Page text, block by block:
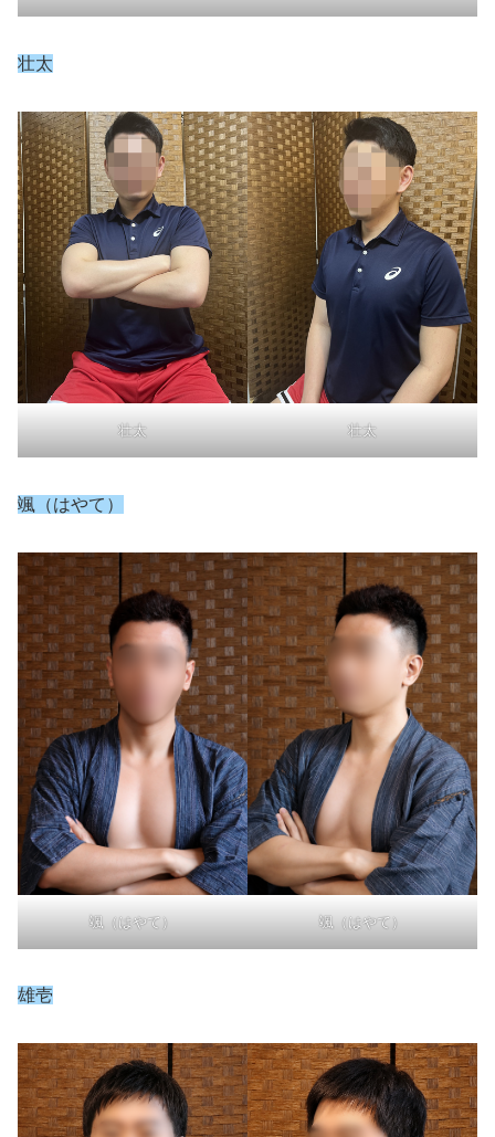
壮太
壮太 壮太
颯（はやて）
颯（はやて） 颯（はやて）
雄壱